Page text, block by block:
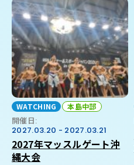
WATCHING 本島中部
開催日:
2027.03.20 - 2027.03.21
2027年マッスルゲート沖
縄大会